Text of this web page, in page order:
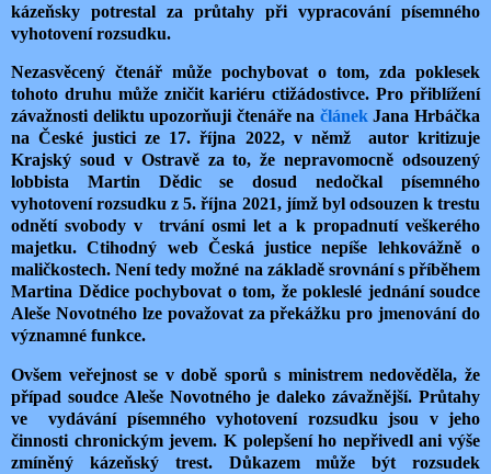
kázeňsky potrestal za průtahy při vypracování písemného
vyhotovení rozsudku.
Nezasvěcený čtenář může pochybovat o tom, zda poklesek
tohoto druhu může zničit kariéru ctižádostivce. Pro přiblížení
závažnosti deliktu upozorňuji čtenáře na článekJana Hrbáčka
na České justici ze 17. října 2022, v němž autor kritizuje
Krajský soud v Ostravě za to, že nepravomocně odsouzený
lobbista Martin Dědic se dosud nedočkal písemného
vyhotovení rozsudku z 5. října 2021, jímž byl odsouzen k trestu
odnětí svobody v trvání osmi let a k propadnutí veškerého
majetku. Ctihodný web Česká justice nepíše lehkovážně o
maličkostech. Není tedy možné na základě srovnání s příběhem
Martina Dědice pochybovat o tom, že pokleslé jednání soudce
Aleše Novotného lze považovat za překážku pro jmenování do
významné funkce.
Ovšem veřejnost se v době sporů s ministrem nedověděla, že
případ soudce Aleše Novotného je daleko závažnější. Průtahy
ve vydávání písemného vyhotovení rozsudku jsou v jeho
činnosti chronickým jevem. K polepšení ho nepřivedl ani výše
zmíněný kázeňský trest. Důkazem může být rozsudek